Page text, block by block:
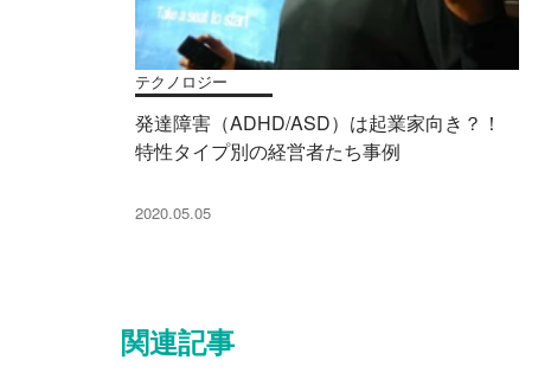
テクノロジー
発達障害（ADHD/ASD）は起業家向き？！
特性タイプ別の経営者たち事例
2020.05.05
関連記事